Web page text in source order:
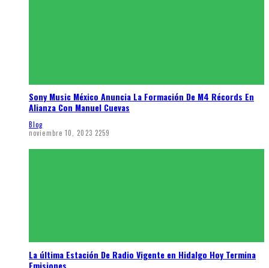
Sony Music México Anuncia La Formación De M4 Récords En
Alianza Con Manuel Cuevas
Blog
noviembre 10, 2023 2259
La última Estación De Radio Vigente en Hidalgo Hoy Termina
Emisiones